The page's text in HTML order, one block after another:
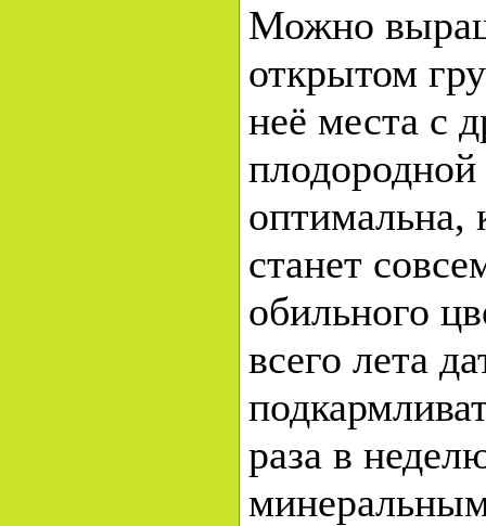
Можно
открытом
неё места с
плодородной
оптимальна,
станет
обильного
всего лета
раза в